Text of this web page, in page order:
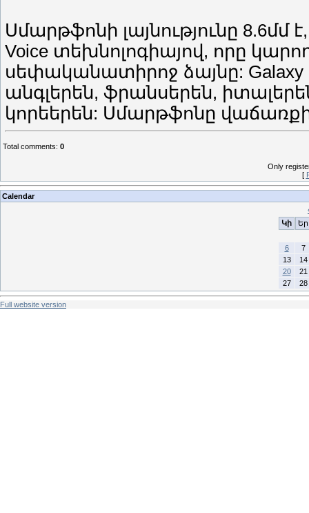
Սմարթֆոնի լայնությունը 8.6մմ
Voice տեխնոլոգիայով, որը
սեփականատիրոջ ձայնը: Galaxy
անգլերեն, ֆրանսերեն,
կորեերեն: Սմարթֆոնը
Total comments: 0
Only
[
Calendar
Կի
Եր
6
7
13
14
20
21
27
28
Full website version